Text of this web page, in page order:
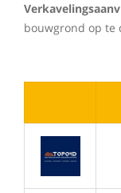
bouwgrond op te